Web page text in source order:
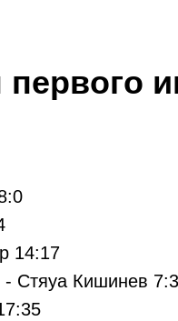
первого
14:17
- Стяуа Кишинев